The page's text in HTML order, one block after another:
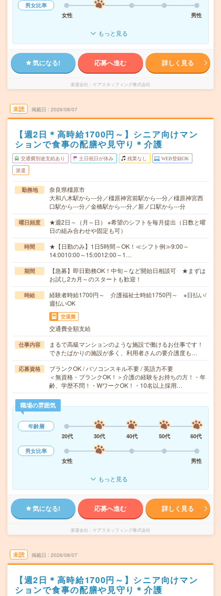
男女比率
女性
男性
もっと見る
気になる! 応募へ進む 詳しく見る
派遣会社 ケアスタッフィング株式会社
未読 掲載日 2026/08/07
【週2日＊高時給1700円～】シニア向けマン
ションで食事の配膳や見守り＊介護
交通費別途支給あり 土日祝日が休み 残業なし WEB登録OK
派遣
勤務地
奈良県橿原市
大和八木駅から---分／橿原神宮前駅から---分／橿原神宮西
口駅から---分／金橋駅から---分／新ノ口駅から---分
曜日頻度
★週2日～（月～日） ※希望のシフトを毎月提出（日数と曜
日の組み合わせや固定も可）
時間
★【日勤のみ】1日5時間～OK！≪シフト例≫9:00～
14:0010:00～15:0012:00～1…
期間
【急募】即日勤務OK！中旬～など開始日相談可 ★まずは
お試し2カ月～のスタートも歓迎！
時給
経験者時給1700円～ 介護福祉士時給1750円～ ※日払い/
週払いOK
交通費
交通費全額支給
仕事内容
まるで高級マンションのような施設で働けるお仕事です！
できたばかりの施設が多く、利用者さんの要介護度も…
応募資格
ブランクOK / パソコンスキル不要 / 英語力不要
＜無資格・ブランクOK！＞介護の経験をお持ちの方！・年
齢、学歴不問！・WワークOK！・10名以上採用…
職場の雰囲気
年齢層
20代
30代 40代 50代
60代
男女比率
女性
男性
もっと見る
気になる! 応募へ進む 詳しく見る
派遣会社 ケアスタッフィング株式会社
未読 掲載日 2026/08/07
【週2日＊高時給1700円～】シニア向けマン
ションで食事の配膳や見守り＊介護